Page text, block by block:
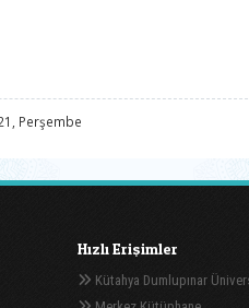
Perşembe
Hızlı Erişimler
Kütahya Dumlupınar